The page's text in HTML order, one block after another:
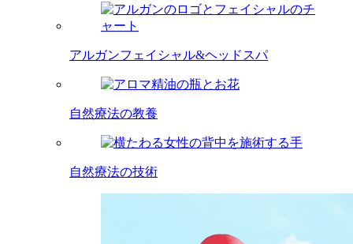
アルガンフェイシャル&ヘッドスパ
自然療法の教養
自然療法の技術